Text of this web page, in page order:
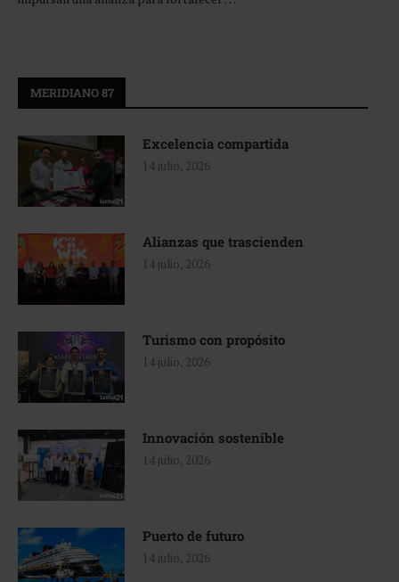
MERIDIANO 87
Excelencia compartida
14 julio, 2026
Alianzas que trascienden
14 julio, 2026
Turismo con propósito
14 julio, 2026
Innovación sostenible
14 julio, 2026
Puerto de futuro
14 julio, 2026